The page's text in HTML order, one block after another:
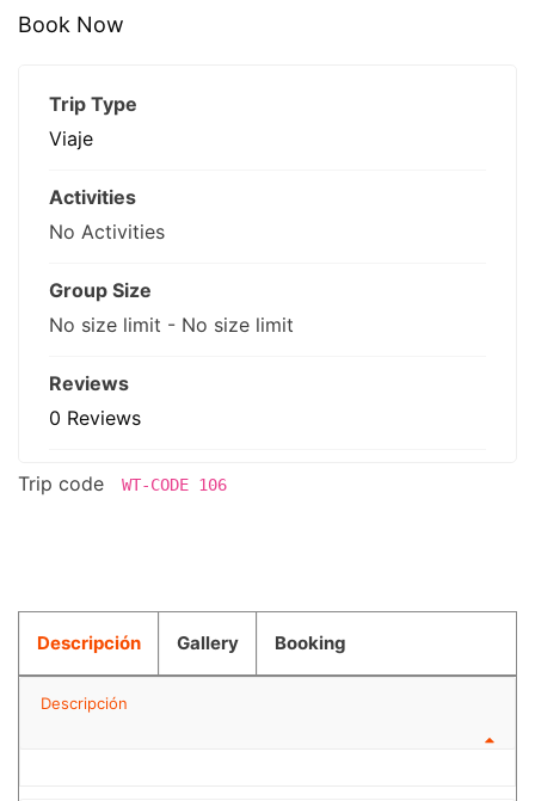
Book Now
Trip Type
Viaje
Activities
No Activities
Group Size
No size limit - No size limit
Reviews
0 Reviews
Trip code WT-CODE 106
Descripción Gallery Booking
Descripción